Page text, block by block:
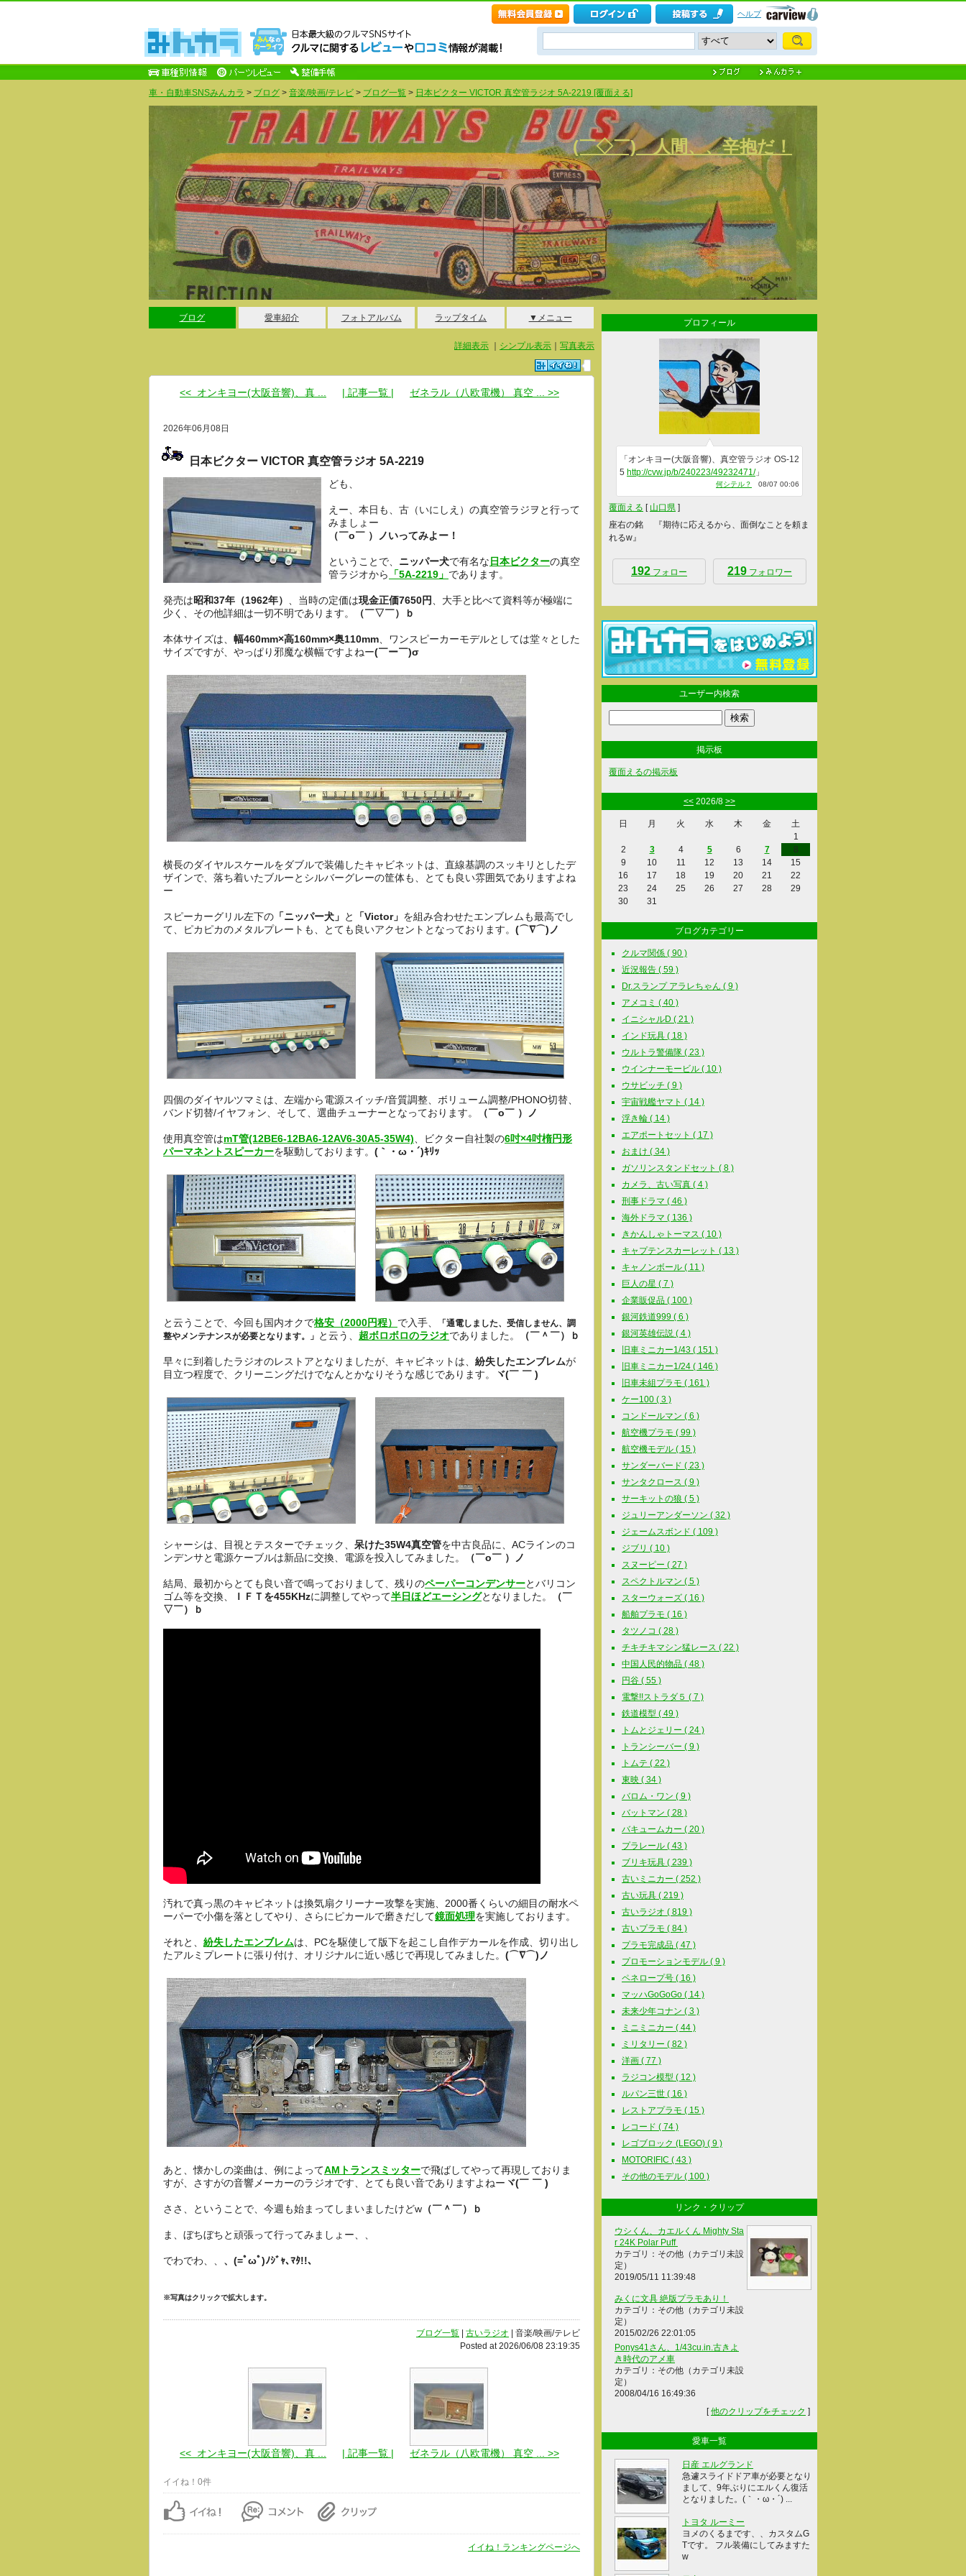
ヘルプ
車・自動車SNSみんカラ > ブログ > 音楽/映画/テレビ > ブログ一覧 > 日本ビクター VICTOR 真空管ラジオ 5A-2219 [覆面える]
(￣◇￣) 人間、、辛抱だ！
ブログ 愛車紹介 フォトアルバム ラップタイム ▼メニュー
詳細表示 シンプル表示 写真表示
<< オンキヨー(大阪音響)、真 ... | 記事一覧 | ゼネラル（八欧電機） 真空 ... >>
2026年06月08日
日本ビクター VICTOR 真空管ラジオ 5A-2219
ども、
えー、本日も、古（いにしえ）の真空管ラジヲと行って
みましょー
（￣o￣ ）ノいってみよー！
ということで、 ニッパー犬で有名な 日本ビクターの真空
管ラジオから
「5A-2219」 であります。
発売は昭和37年（1962年） 、当時の定価は現金正価7650円
、大手と比べて資料等が極端に
少く、その他詳細は一切不明であります。
（￣▽￣）ｂ
本体サイズは、 幅460mm×高160mm×奥110mm 、ワンスピーカーモデルとしては堂々とした
サイズですが、やっぱり邪魔な横幅ですよねー(￣ー￣)σ
横長のダイヤルスケールをダブルで装備したキャビネットは、直線基調のスッキリとしたデ
ザインで、落ち着いたブルーとシルバーグレーの筐体も、とても良い雰囲気でありますよね
ー
スピーカーグリル左下の 「ニッパー犬」 と 「Victor」 を組み合わせたエンブレムも最高でし
て、ピカピカのメタルプレートも、とても良いアクセントとなっております。 (⌒∇⌒)ノ
四個のダイヤルツマミは、左端から電源スイッチ/音質調整、ボリューム調整/PHONO切替、
バンド切替/イヤフォン、そして、選曲チューナーとなっております。
（￣o￣ ）ノ
使用真空管はmT管(12BE6-12BA6-12AV6-30A5-35W4)、ビクター自社製の6吋×4吋楕円形
パーマネントスピーカーを駆動しております。 (｀・ω・´)ｷﾘｯ
と云うことで、今回も国内オクで格安（2000円程） で入手、
「通電しました、受信しません、調
整やメンテナンスが必要となります。」 と云う、 超ボロボロのラジオでありました。 （￣＾￣）ｂ
早々に到着したラジオのレストアとなりましたが、キャビネットは、 紛失したエンブレムが
目立つ程度で、クリーニングだけでなんとかなりそうな感じであります。
ヾ(￣ ￣ )
シャーシは、目視とテスターでチェック、 呆けた35W4真空管を中古良品に、ACラインのコ
ンデンサと電源ケーブルは新品に交換、電源を投入してみました。
（￣o￣ ）ノ
結局、最初からとても良い音で鳴っておりまして、残りのペーパーコンデンサーとバリコン
ゴム等を交換、
ＩＦＴを455KHzに調整してやって半日ほどエーシングとなりました。
（￣
▽￣）ｂ
汚れで真っ黒のキャビネットは換気扇クリーナー攻撃を実施、2000番くらいの細目の耐水ペ
ーパーで小傷を落としてやり、さらにピカールで磨きだして鏡面処理を実施しております。
それと、 紛失したエンブレムは、PCを駆使して版下を起こし自作デカールを作成、切り出し
たアルミプレートに張り付け、オリジナルに近い感じで再現してみました。 (⌒∇⌒)ノ
あと、懐かしの楽曲は、例によってAMトランスミッターで飛ばしてやって再現しておりま
すが、さすがの音響メーカーのラジオです、とても良い音でありますよねー ヾ(￣ ￣ )
ささ、ということで、今週も始まってしまいましたけどw （￣＾￣）ｂ
ま、ぼちぼちと頑張って行ってみましょー、、
でわでわ、、 、(=ﾟωﾟ)ﾉｼﾞｬ､ﾏﾀ!!、
※写真はクリックで拡大します。
ブログ一覧 | 古いラジオ | 音楽/映画/テレビ
Posted at 2026/06/08 23:19:35
<< オンキヨー(大阪音響)、真 ... | 記事一覧 | ゼネラル（八欧電機） 真空 ... >>
イイね！0件
イイね！ランキングページへ
プロフィール
「オンキヨー(大阪音響)、真空管ラジオ OS-12
5 http://cvw.jp/b/240223/49232471/」
何シテル？ 08/07 00:06
覆面える [ 山口県 ]
座右の銘 『期待に応えるから、面倒なことを頼ま
れるw』
192 フォロー 219 フォロワー
ユーザー内検索
掲示板
覆面えるの掲示板
<< 2026/8 >>
日 月 火 水 木 金
土
1
2
3 4 5 6 7
8
9
10 11 12 13 14
15
16
17 18 19 20 21
22
23
24 25 26 27 28
29
30
31
ブログカテゴリー
クルマ関係 ( 90 )
近況報告 ( 59 )
Dr.スランプ アラレちゃん ( 9 )
アメコミ ( 40 )
イニシャルD ( 21 )
インド玩具 ( 18 )
ウルトラ警備隊 ( 23 )
ウインナーモービル ( 10 )
ウサビッチ ( 9 )
宇宙戦艦ヤマト ( 14 )
浮き輪 ( 14 )
エアポートセット ( 17 )
おまけ ( 34 )
ガソリンスタンドセット ( 8 )
カメラ、古い写真 ( 4 )
刑事ドラマ ( 46 )
海外ドラマ ( 136 )
きかんしゃトーマス ( 10 )
キャプテンスカーレット ( 13 )
キャノンボール ( 11 )
巨人の星 ( 7 )
企業販促品 ( 100 )
銀河鉄道999 ( 6 )
銀河英雄伝説 ( 4 )
旧車ミニカー1/43 ( 151 )
旧車ミニカー1/24 ( 146 )
旧車未組プラモ ( 161 )
ケー100 ( 3 )
コンドールマン ( 6 )
航空機プラモ ( 99 )
航空機モデル ( 15 )
サンダーバード ( 23 )
サンタクロース ( 9 )
サーキットの狼 ( 5 )
ジュリーアンダーソン ( 32 )
ジェームスボンド ( 109 )
ジブリ ( 10 )
スヌーピー ( 27 )
スペクトルマン ( 5 )
スターウォーズ ( 16 )
船舶プラモ ( 16 )
タツノコ ( 28 )
チキチキマシン猛レース ( 22 )
中国人民的物品 ( 48 )
円谷 ( 55 )
電撃!!ストラダ５ ( 7 )
鉄道模型 ( 49 )
トムとジェリー ( 24 )
トランシーバー ( 9 )
トムテ ( 22 )
東映 ( 34 )
バロム・ワン ( 9 )
バットマン ( 28 )
バキュームカー ( 20 )
プラレール ( 43 )
ブリキ玩具 ( 239 )
古いミニカー ( 252 )
古い玩具 ( 219 )
古いラジオ ( 819 )
古いプラモ ( 84 )
プラモ完成品 ( 47 )
プロモーションモデル ( 9 )
ペネロープ号 ( 16 )
マッハGoGoGo ( 14 )
未来少年コナン ( 3 )
ミニミニカー ( 44 )
ミリタリー ( 82 )
洋画 ( 77 )
ラジコン模型 ( 12 )
ルパン三世 ( 16 )
レストアプラモ ( 15 )
レコード ( 74 )
レゴブロック (LEGO) ( 9 )
MOTORIFIC ( 43 )
その他のモデル ( 100 )
リンク・クリップ
ウシくん、カエルくん Mighty Sta
r 24K Polar Puff
カテゴリ：その他（カテゴリ未設
定）
2019/05/11 11:39:48
みくに文具 絶版プラモあり！
カテゴリ：その他（カテゴリ未設
定）
2015/02/26 22:01:05
Ponys41さん、1/43cu.in.古きよ
き時代のアメ車
カテゴリ：その他（カテゴリ未設
定）
2008/04/16 16:49:36
[他のクリップをチェック ]
愛車一覧
日産 エルグランド
急遽スライドドア車が必要となり
まして、9年ぶりにエルくん復活
となりました。(｀・ω・´) ...
トヨタ ルーミー
ヨメのくるまです、、カスタムG
Tです。 フル装備にしてみますた
w